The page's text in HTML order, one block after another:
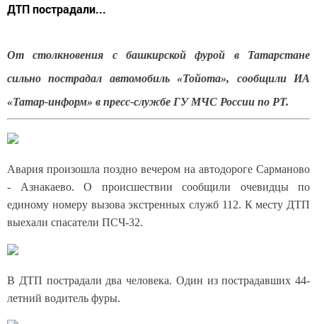
ДТП пострадали...
От столкновения с башкирской фурой в Татарстане
сильно пострадал автомобиль «Тойота», сообщили ИА
«Татар-информ» в пресс-службе ГУ МЧС России по РТ.
Авария произошла поздно вечером на автодороге Сарманово
- Азнакаево. О происшествии сообщили очевидцы по
единому номеру вызова экстренных служб 112. К месту ДТП
выехали спасатели ПСЧ-32.
В ДТП пострадали два человека. Один из пострадавших 44-
летний водитель фуры.